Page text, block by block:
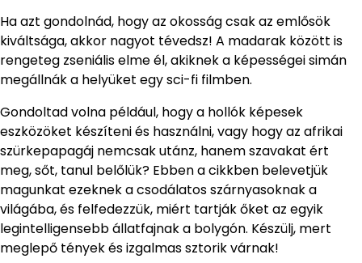
Ha azt gondolnád, hogy az okosság csak az emlősök
kiváltsága, akkor nagyot tévedsz! A madarak között is
rengeteg zseniális elme él, akiknek a képességei simán
megállnák a helyüket egy sci-fi filmben.
Gondoltad volna például, hogy a hollók képesek
eszközöket készíteni és használni, vagy hogy az afrikai
szürkepapagáj nemcsak utánz, hanem szavakat ért
meg, sőt, tanul belőlük? Ebben a cikkben belevetjük
magunkat ezeknek a csodálatos szárnyasoknak a
világába, és felfedezzük, miért tartják őket az egyik
legintelligensebb állatfajnak a bolygón. Készülj, mert
meglepő tények és izgalmas sztorik várnak!